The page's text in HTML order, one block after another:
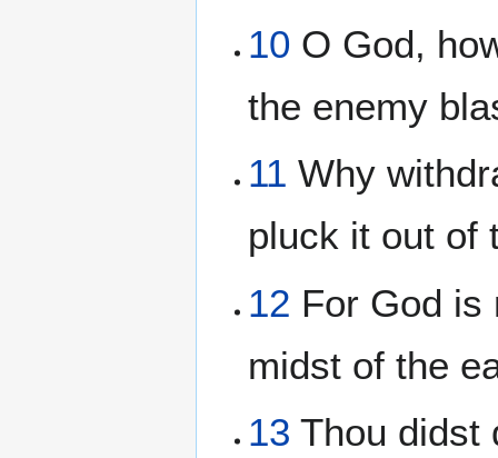
10 O God,
the enemy
11 Why
pluck it out of
12 For God is
midst of the
13 Thou didst